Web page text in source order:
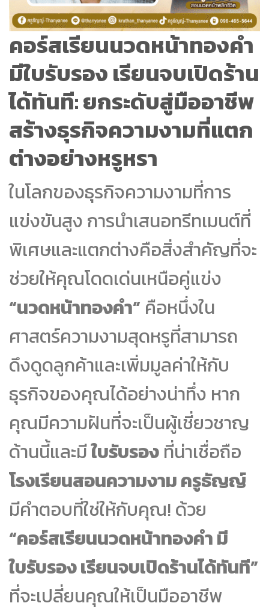
คอร์สเรียนนวดหน้าทองคำ
มีใบรับรอง เรียนจบเปิดร้าน
ได้ทันที: ยกระดับสู่มืออาชีพ
สร้างธุรกิจความงามที่แตก
ต่างอย่างหรูหรา
ในโลกของธุรกิจความงามที่การ
แข่งขันสูง การนำเสนอทรีทเมนต์ที่
พิเศษและแตกต่างคือสิ่งสำคัญที่จะ
ช่วยให้คุณโดดเด่นเหนือคู่แข่ง
“นวดหน้าทองคำ” คือหนึ่งใน
ศาสตร์ความงามสุดหรูที่สามารถ
ดึงดูดลูกค้าและเพิ่มมูลค่าให้กับ
ธุรกิจของคุณได้อย่างน่าทึ่ง หาก
คุณมีความฝันที่จะเป็นผู้เชี่ยวชาญ
ด้านนี้และมีใบรับรอง ที่น่าเชื่อถือ
โรงเรียนสอนความงาม ครูธัญญ์
มีคำตอบที่ใช่ให้กับคุณ! ด้วย
“คอร์สเรียนนวดหน้าทองคำ มี
ใบรับรอง เรียนจบเปิดร้านได้ทันที”
ที่จะเปลี่ยนคุณให้เป็นมืออาชีพ